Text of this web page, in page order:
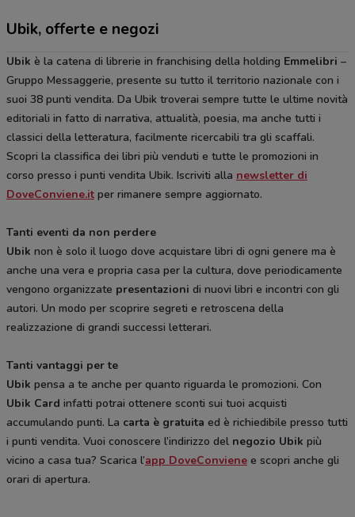
Ubik, offerte e negozi
Ubik è la catena di librerie in franchising della holding Emmelibri –
Gruppo Messaggerie, presente su tutto il territorio nazionale con i
suoi 38 punti vendita. Da Ubik troverai sempre tutte le ultime novità
editoriali in fatto di narrativa, attualità, poesia, ma anche tutti i
classici della letteratura, facilmente ricercabili tra gli scaffali.
Scopri la classifica dei libri più venduti e tutte le promozioni in
corso presso i punti vendita Ubik. Iscriviti alla newsletter di
DoveConviene.it per rimanere sempre aggiornato.
Tanti eventi da non perdere
Ubik non è solo il luogo dove acquistare libri di ogni genere ma è
anche una vera e propria casa per la cultura, dove periodicamente
vengono organizzate presentazioni di nuovi libri e incontri con gli
autori. Un modo per scoprire segreti e retroscena della
realizzazione di grandi successi letterari.
Tanti vantaggi per te
Ubik pensa a te anche per quanto riguarda le promozioni. Con
Ubik Card infatti potrai ottenere sconti sui tuoi acquisti
accumulando punti. La carta è gratuita ed è richiedibile presso tutti
i punti vendita. Vuoi conoscere l’indirizzo del negozio Ubik più
vicino a casa tua? Scarica l’app DoveConviene e scopri anche gli
orari di apertura.